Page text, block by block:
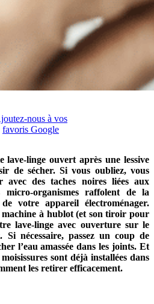
nous à vos
favoris Google
lave-linge ouvert après une lessive
de sécher. Si vous oubliez, vous
avec des taches noires liées aux
micro-organismes raffolent de la
votre appareil électroménager.
machine à hublot (et son tiroir pour
lave-linge avec ouverture sur le
Si nécessaire, passez un coup de
l’eau amassée dans les joints. Et
sont déjà installées dans
les retirer efficacement.